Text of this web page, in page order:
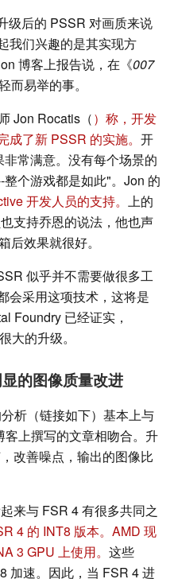
级后的 PSSR 对画质来说
我们兴趣的是其实现方
博客上报告说，在《007
而易举的事。
Jon Rocatis（）称，开发
了新 PSSR 的实施。 开
常满意。没有每个场景的
个游戏都是如此"。Jon 的
开发人员的支持。 上的
支持乔恩的说法，他也声
后效果就很好。
似乎并不需要做很多工
会采用这项技术，这将是
Foundry 已经证实，
大的升级。
的图像质量改进
析（链接如下）基本上与
客上撰写的文章相吻合。升
改善噪点，输出的图像比
来与 FSR 4 有很多共同之
4 的 INT8 版本。 AMD 现
3 GPU 上使用。 这些
加速。因此，当 FSR 4 进